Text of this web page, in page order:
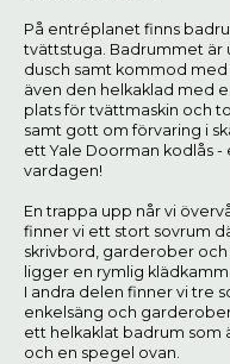
På entréplanet finns
tvättstuga. Badrummet är
dusch samt kommod
även den helkaklad med
plats för tvättmaskin och
samt gott om förvaring i
ett Yale Doorman kodlås
vardagen!
En trappa upp når vi
finner vi ett stort sovrum
skrivbord, garderober och
ligger en rymlig
I andra delen finner vi tre
enkelsäng och
ett helkaklat badrum som
och en spegel ovan.